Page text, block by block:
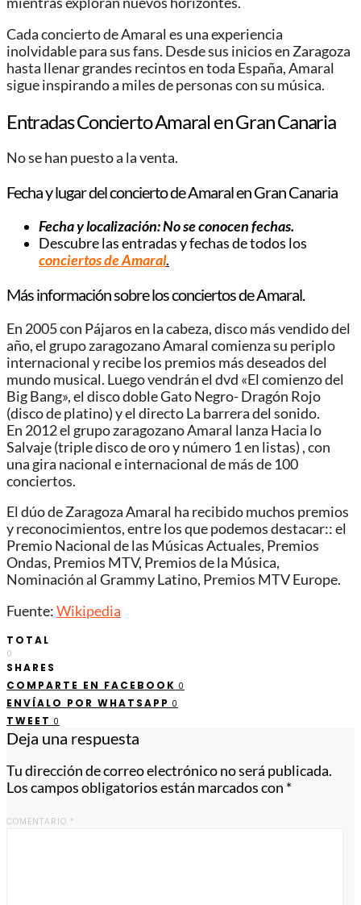
Cada concierto de Amaral es una experiencia
inolvidable para sus fans. Desde sus inicios en Zaragoza
hasta llenar grandes recintos en toda España, Amaral
sigue inspirando a miles de personas con su música.
Entradas Concierto Amaral en Gran Canaria
No se han puesto a la venta.
Fecha y lugar del concierto de Amaral en Gran Canaria
Fecha y localización: No se conocen fechas.
Descubre las entradas y fechas de todos los
conciertos de Amaral.
Más información sobre los conciertos de Amaral.
En 2005 con Pájaros en la cabeza, disco más vendido del
año, el grupo zaragozano Amaral comienza su periplo
internacional y recibe los premios más deseados del
mundo musical. Luego vendrán el dvd «El comienzo del
Big Bang», el disco doble Gato Negro- Dragón Rojo
(disco de platino) y el directo La barrera del sonido.
En 2012 el grupo zaragozano Amaral lanza Hacia lo
Salvaje (triple disco de oro y número 1 en listas) , con
una gira nacional e internacional de más de 100
conciertos.
El dúo de Zaragoza Amaral ha recibido muchos premios
y reconocimientos, entre los que podemos destacar:: el
Premio Nacional de las Músicas Actuales, Premios
Ondas, Premios MTV, Premios de la Música,
Nominación al Grammy Latino, Premios MTV Europe.
Fuente:Wikipedia
TOTAL
0
SHARES
COMPARTE EN FACEBOOK 0
ENVÍALO POR WHATSAPP 0
TWEET 0
Deja una respuesta
Tu dirección de correo electrónico no será publicada.
Los campos obligatorios están marcados con *
COMENTARIO *